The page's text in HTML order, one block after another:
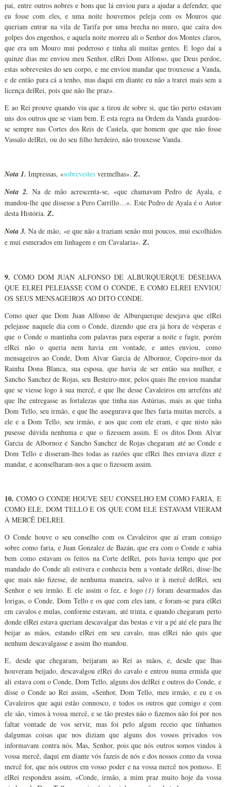
pai, entre outros nobres e bons que lá enviou para a ajudar a defender, que
eu fosse com eles, e uma noite houvemos peleja com os Mouros que
queriam entrar na vila de Tarifa por uma brecha no muro, que caíra dos
golpes dos engenhos, e aquela noite morreu ali o Senhor dos Montes claros,
que era um Mouro mui poderoso e tinha ali muitas gentes. E logo daí a
quinze dias me enviou meu Senhor, elRei Dom Alfonso, que Deus perdoe,
estas sobrevestes do seu corpo, e me enviou mandar que trouxesse a Vanda,
e de então para cá a tenho, mas daqui em diante eu não a trarei mais sem a
licença delRei, pois que não lhe praz».
E ao Rei prouve quando viu que a tirou de sobre si, que tão perto estavam
uns dos outros que se viam bem. E esta regra na Ordem da Vanda guardou-
se sempre nas Cortes dos Reis de Castela, que homem que que não fosse
Vassalo delRei, ou do seu filho herdeiro, não trouxesse Vanda.
Nota 1. Impressas, «sobrevestes vermelhas».Z.
Nota 2. Na de mão acrescenta-se, «que chamavam Pedro de Ayala, e
mandou-lhe que dissesse a Pero Carrillo…». Este Pedro de Ayala é o Autor
desta História.Z.
Nota 3. Na de mão, «e que não a traziam senão mui poucos, mui escolhidos
e mui esmerados em linhagem e em Cavalaria».Z.
9. COMO DOM JUAN ALFONSO DE ALBURQUERQUE DESEJAVA
QUE ELREI PELEJASSE COM O CONDE, E COMO ELREI ENVIOU
OS SEUS MENSAGEIROS AO DITO CONDE.
Como quer que Dom Juan Alfonso de Alburquerque desejava que elRei
pelejasse naquele dia com o Conde, dizendo que era já hora de vésperas e
que o Conde o mantinha com palavras para esperar a noite e fugir, porém
elRei não o queria nem havia em vontade, e antes enviou, como
mensageiros ao Conde, Dom Alvar Garcia de Albornoz, Copeiro-mor da
Rainha Dona Blanca, sua esposa, que havia de ser então sua mulher, e
Sancho Sanchez de Rojas, seu Besteiro-mor, pelos quais lhe enviou mandar
que se viesse logo à sua mercê, e que lhe desse Cavaleiros em arreféns até
que lhe entregasse as fortalezas que tinha nas Astúrias, mais as que tinha
Dom Tello, seu irmão, e que lhe assegurava que lhes faria muitas mercês, a
ele e a Dom Tello, seu irmão, e aos que com ele eram, e que nisto não
pusesse dúvida nenhuma e que o fizessem assim. E os ditos Dom Alvar
Garcia de Albornoz e Sancho Sanchez de Rojas chegaram até ao Conde e
Dom Tello e disseram-lhes todas as razões que elRei lhes enviava dizer e
mandar, e aconselharam-nos a que o fizessem assim.
10. COMO O CONDE HOUVE SEU CONSELHO EM COMO FARIA, E
COMO ELE, DOM TELLO E OS QUE COM ELE ESTAVAM VIERAM
À MERCÊ DELREI.
O Conde houve o seu conselho com os Cavaleiros que aí eram consigo
sobre como faria, e Juan Gonzalez de Bazán, que era com o Conde e sabia
bem como estavam os feitos na Corte delRei, pois havia tempo que por
mandado do Conde ali estivera e conhecia bem a vontade delRei, disse-lhe
que mais não fizesse, de nenhuma maneira, salvo ir à mercê delRei, seu
Senhor e seu irmão. E ele assim o fez, e logo(1) foram desarmados das
lorigas, o Conde, Dom Tello e os que com eles iam, e foram-se para elRei
em cavalos e mulas, conforme estavam, até trinta, e quando chegaram perto
donde elRei estava queriam descavalgar das bestas e vir a pé até ele para lhe
beijar as mãos, estando elRei em seu cavalo, mas elRei não quis que
nenhum descavalgasse e assim lho mandou.
E, desde que chegaram, beijaram ao Rei as mãos, e, desde que lhas
houveram beijado, descavalgou elRei do cavalo e entrou numa ermida que
ali estava com o Conde, Dom Tello, alguns dos delRei e outros do Conde, e
disse o Conde ao Rei assim, «Senhor, Dom Tello, meu irmão, e eu e os
Cavaleiros que aqui estão connosco, e todos os outros que comigo e com
ele são, vimos à vossa mercê, e se tão prestes não o fizemos não foi por nos
faltar vontade de vos servir, mas foi pelo algum receio que tínhamos
dalgumas coisas que nos diziam que alguns dos vossos privados vos
informavam contra nós. Mas, Senhor, pois que nós outros somos vindos à
vossa mercê, daqui em diante vós fazeis de nós e dos nossos como da vossa
mercê for, que nós outros em vosso poder e na vossa mercê nos pomos». E
elRei respondeu assim, «Conde, irmão, a mim praz muito hoje da vossa